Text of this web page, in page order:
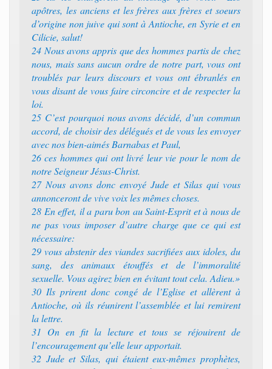
apôtres, les anciens et les frères aux frères et soeurs
d’origine non juive qui sont à Antioche, en Syrie et en
Cilicie, salut!
24 Nous avons appris que des hommes partis de chez
nous, mais sans aucun ordre de notre part, vous ont
troublés par leurs discours et vous ont ébranlés en
vous disant de vous faire circoncire et de respecter la
loi.
25 C’est pourquoi nous avons décidé, d’un commun
accord, de choisir des délégués et de vous les envoyer
avec nos bien-aimés Barnabas et Paul,
26 ces hommes qui ont livré leur vie pour le nom de
notre Seigneur Jésus-Christ.
27 Nous avons donc envoyé Jude et Silas qui vous
annonceront de vive voix les mêmes choses.
28 En effet, il a paru bon au Saint-Esprit et à nous de
ne pas vous imposer d’autre charge que ce qui est
nécessaire:
29 vous abstenir des viandes sacrifiées aux idoles, du
sang, des animaux étouffés et de l’immoralité
sexuelle. Vous agirez bien en évitant tout cela. Adieu.»
30 Ils prirent donc congé de l’Eglise et allèrent à
Antioche, où ils réunirent l’assemblée et lui remirent
la lettre.
31 On en fit la lecture et tous se réjouirent de
l’encouragement qu’elle leur apportait.
32 Jude et Silas, qui étaient eux-mêmes prophètes,